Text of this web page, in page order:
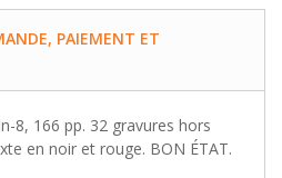
PAIEMENT ET
8, 166 pp. 32 gravures hors
en noir et rouge. BON ÉTAT.